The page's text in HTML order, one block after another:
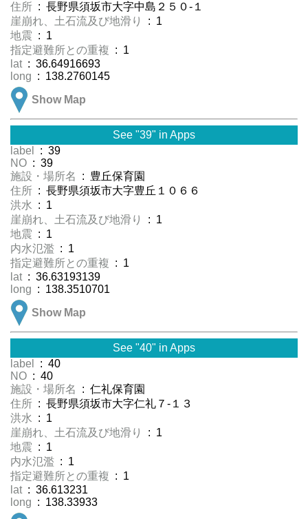
住所 : 長野県須坂市大字中島２５０-１
崖崩れ、土石流及び地滑り
: 1
地震 : 1
指定避難所との重複 : 1
lat : 36.64916693
long : 138.2760145
Show Map
See "39" in Apps
label
: 39
NO : 39
施設・場所名
: 豊丘保育園
住所 : 長野県須坂市大字豊丘１０６６
洪水
: 1
崖崩れ、土石流及び地滑り
: 1
地震 : 1
内水氾濫 : 1
指定避難所との重複 : 1
lat : 36.63193139
long : 138.3510701
Show Map
See "40" in Apps
label
: 40
NO : 40
施設・場所名
: 仁礼保育園
住所 : 長野県須坂市大字仁礼７-１３
洪水
: 1
崖崩れ、土石流及び地滑り
: 1
地震 : 1
内水氾濫 : 1
指定避難所との重複 : 1
lat : 36.613231
long : 138.33933